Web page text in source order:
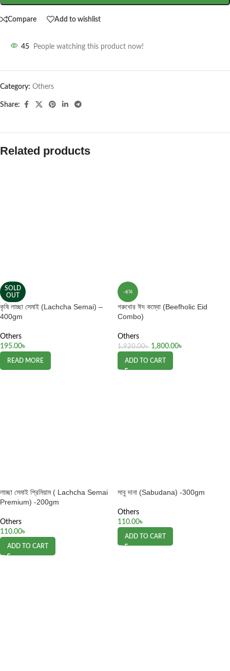
Compare Add to wishlist
45 People watching this product now!
Category: Others
Share:
Related products
SOLD
OUT
কৃষি লাচ্ছা সেমাই (Lachcha Semai) –
400gm
Others
195.00৳
READ MORE
-6%
গরুখোর ঈদ কম্বো (Beefholic Eid
Combo)
Others
1,920.00৳ 1,800.00৳
ADD TO CART
লাচ্ছা সেমাই প্রিমিয়াম ( Lachcha Semai
Premium) -200gm
Others
110.00৳
ADD TO CART
সাবু দানা (Sabudana) -300gm
Others
110.00৳
ADD TO CART